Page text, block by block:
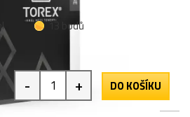
13 bodů
- + DO KOŠÍKU